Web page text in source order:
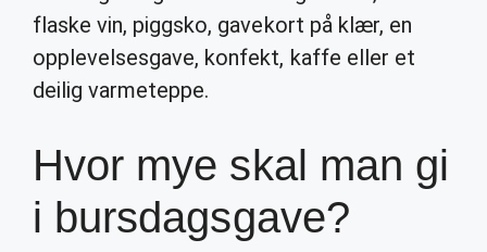
flaske vin, piggsko, gavekort på klær, en
opplevelsesgave, konfekt, kaffe eller et
deilig varmeteppe.
Hvor mye skal man gi
i bursdagsgave?